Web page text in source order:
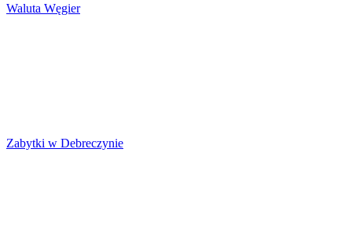
Waluta Węgier
Zabytki w Debreczynie